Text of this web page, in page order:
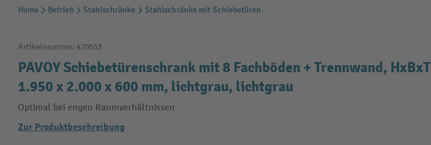
Home Betrieb Stahlschränke Stahlschränke mit Schiebetüren
Artikelnummer: 470553
PAVOY Schiebetürenschrank mit 8 Fachböden + Trennwand, HxBxT
1.950 x 2.000 x 600 mm, lichtgrau, lichtgrau
Optimal bei engen Raumverhältnissen
Zur Produktbeschreibung